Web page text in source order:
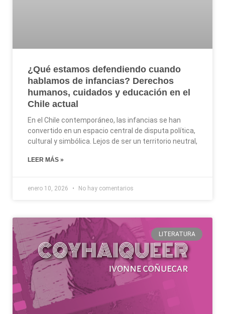
¿Qué estamos defendiendo cuando
hablamos de infancias? Derechos
humanos, cuidados y educación en el
Chile actual
En el Chile contemporáneo, las infancias se han
convertido en un espacio central de disputa política,
cultural y simbólica. Lejos de ser un territorio neutral,
LEER MÁS »
enero 10, 2026 No hay comentarios
LITERATURA